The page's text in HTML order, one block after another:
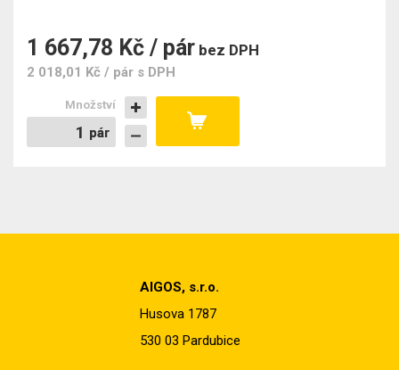
1 667,78 Kč / pár bez DPH
2 018,01 Kč / pár s DPH
pár
pár
Množství
AIGOS, s.r.o.
Husova 1787
530 03 Pardubice